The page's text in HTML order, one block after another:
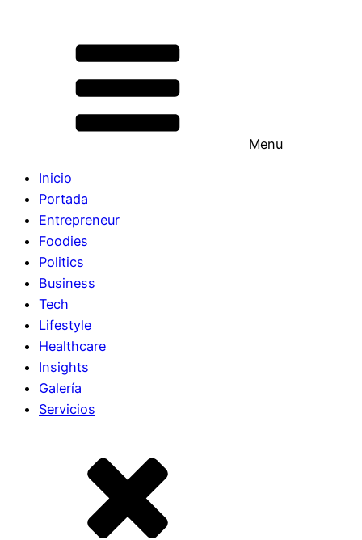
Menu
Inicio
Portada
Entrepreneur
Foodies
Politics
Business
Tech
Lifestyle
Healthcare
Insights
Galería
Servicios